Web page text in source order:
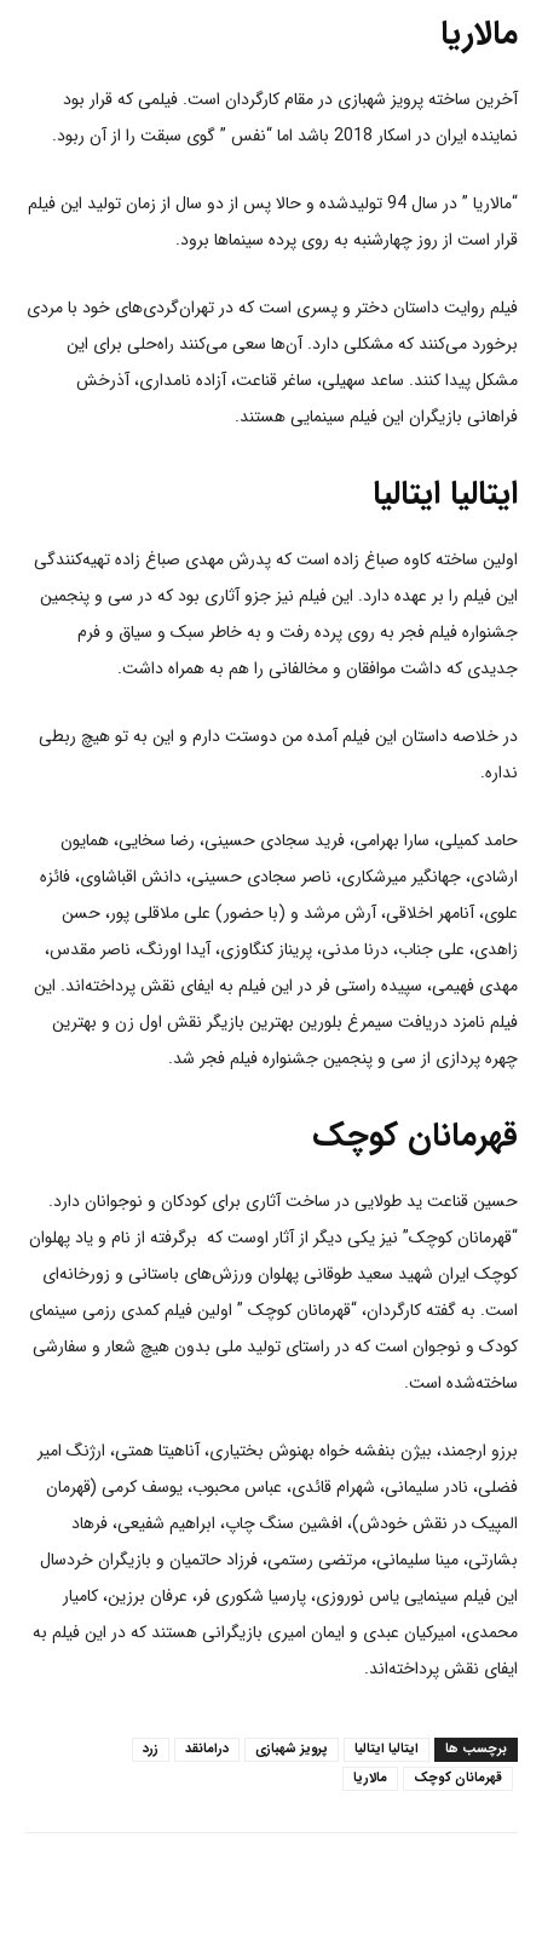
مالاریا
آخرین ساخته پرویز شهبازی در مقام کارگردان است. فیلمی که قرار بود
نماینده ایران در اسکار 2018 باشد اما “نفس ” گوی سبقت را از آن ربود.
“مالاریا ” در سال 94 تولیدشده و حالا پس از دو سال از زمان تولید این فیلم
قرار است از روز چهارشنبه به روی پرده سینماها برود.
فیلم روایت داستان دختر و پسری است که در تهران‌گردی‌های خود با مردی
برخورد می‌کنند که مشکلی دارد. آن‌ها سعی می‌کنند راه‌حلی برای این
مشکل پیدا کنند. ساعد سهیلی، ساغر قناعت، آزاده نامداری، آذرخش
فراهانی بازیگران این فیلم سینمایی هستند.
ایتالیا ایتالیا
اولین ساخته کاوه صباغ زاده است که پدرش مهدی صباغ زاده تهیه‌کنندگی
این فیلم را بر عهده دارد. این فیلم نیز جزو آثاری بود که در سی و پنجمین
جشنواره فیلم فجر به روی پرده رفت و به خاطر سبک و سیاق و فرم
جدیدی که داشت موافقان و مخالفانی را هم به همراه داشت.
در خلاصه داستان این فیلم آمده من دوستت دارم و این به تو هیچ ربطی
نداره.
حامد کمیلی، سارا بهرامی، فرید سجادی حسینی، رضا سخایی، همایون
ارشادی، جهانگیر میرشکاری، ناصر سجادی حسینی، دانش اقباشاوی، فائزه
علوی، آنامهر اخلاقی، آرش مرشد و (با حضور) علی ملاقلی پور، حسن
زاهدی، علی جناب، درنا مدنی، پریناز کنگاوزی، آیدا اورنگ، ناصر مقدس،
مهدی فهیمی، سپیده راستی فر در این فیلم به ایفای نقش پرداخته‌اند. این
فیلم نامزد دریافت سیمرغ بلورین بهترین بازیگر نقش اول زن و بهترین
چهره پردازی از سی و پنجمین جشنواره فیلم فجر شد.
قهرمانان کوچک
حسین قناعت ید طولایی در ساخت آثاری برای کودکان و نوجوانان دارد.
“قهرمانان کوچک” نیز یکی دیگر از آثار اوست که برگرفته از نام و یاد پهلوان
کوچک ایران شهید سعید طوقانی پهلوان ورزش‌های باستانی و زورخانه‌ای
است. به گفته کارگردان، “قهرمانان کوچک ” اولین فیلم کمدی رزمی سینمای
کودک و نوجوان است که در راستای تولید ملی بدون هیچ شعار و سفارشی
ساخته‌شده است.
برزو ارجمند، بیژن بنفشه خواه بهنوش بختیاری، آناهیتا همتی، ارژنگ امیر
فضلی، نادر سلیمانی، شهرام قائدی، عباس محبوب، یوسف کرمی (قهرمان
المپیک در نقش خودش)، افشین سنگ چاپ، ابراهیم شفیعی، فرهاد
بشارتی، مینا سلیمانی، مرتضی رستمی، فرزاد حاتمیان و بازیگران خردسال
این فیلم سینمایی یاس نوروزی، پارسیا شکوری فر، عرفان برزین، کامیار
محمدی، امیرکیان عبدی و ایمان امیری بازیگرانی هستند که در این فیلم به
ایفای نقش پرداخته‌اند.
برچسب ها ایتالیا ایتالیا پرویز شهبازی درامانقد
زرد
قهرمانان کوچک
مالاریا